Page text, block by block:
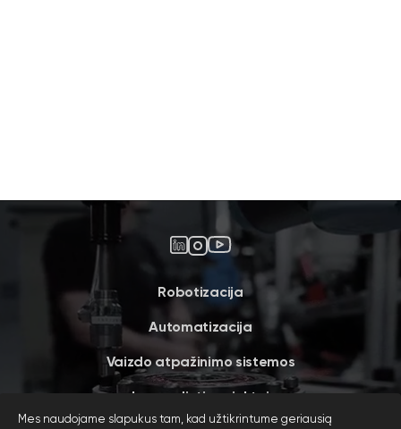
Robotizacija
Automatizacija
Vaizdo atpažinimo sistemos
Įgyvendinti projektai
Mes naudojame slapukus tam, kad užtikrintume geriausią